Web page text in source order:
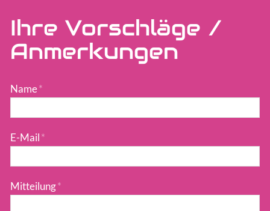
Ihre Vorschläge /
Anmerkungen
Name*
E-Mail*
Mitteilung*